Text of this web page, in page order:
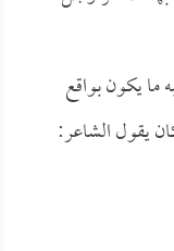
ما يكون بواقع
يقول الشاعر: